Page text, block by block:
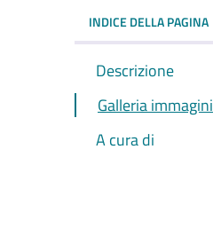
INDICE DELLA PAGINA
Descrizione
Galleria immagini
A cura di